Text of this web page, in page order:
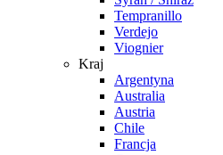
Tempranillo
Verdejo
Viognier
Kraj
Argentyna
Australia
Austria
Chile
Francja